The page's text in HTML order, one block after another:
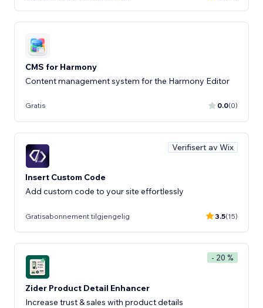
CMS for Harmony
Content management system for the Harmony Editor
Gratis 0.0(0)
Verifisert av Wix
Insert Custom Code
Add custom code to your site effortlessly
Gratisabonnement tilgjengelig 3.5(15)
- 20 %
Zider Product Detail Enhancer
Increase trust & sales with product details